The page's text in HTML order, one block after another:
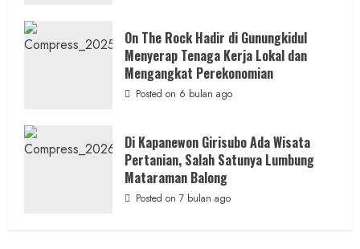
Berita Daerah
Lomba Pengagungan Kalurahan Balong:
Merayakan HUT ke-81 RI untuk
Posted on 17 jam ago
On The Rock Hadir di Gunungkidul
Menyerap Tenaga Kerja Lokal dan
Mengangkat Perekonomian
Posted on 6 bulan ago
Di Kapanewon Girisubo Ada Wisata
Pertanian, Salah Satunya Lumbung
Mataraman Balong
Posted on 7 bulan ago